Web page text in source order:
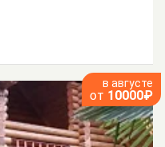
в августе
от 10000₽